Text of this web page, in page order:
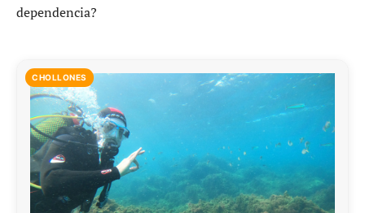
dependencia?
CHOLLONES